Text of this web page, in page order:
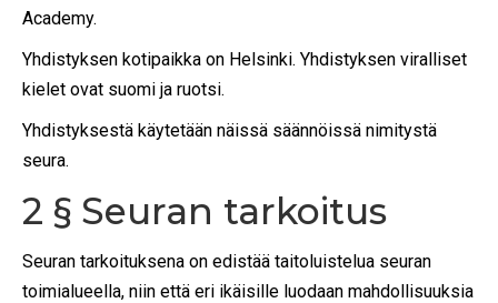
Academy.
Yhdistyksen kotipaikka on Helsinki. Yhdistyksen viralliset
kielet ovat suomi ja ruotsi.
Yhdistyksestä käytetään näissä säännöissä nimitystä
seura.
2 § Seuran tarkoitus
Seuran tarkoituksena on edistää taitoluistelua seuran
toimialueella, niin että eri ikäisille luodaan mahdollisuuksia